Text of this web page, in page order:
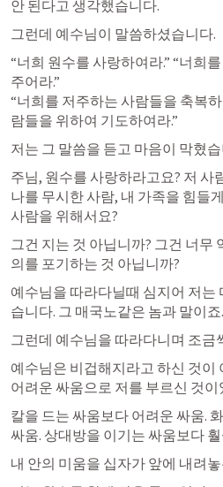
안 된다고 생각했습니다.
그런데 예수님이 말씀하셨습니다.
“너희 원수를 사랑하여라.” “너희
주어라.”
“너희를 저주하는 사람들을 축복
람들을 위하여 기도하여라.”
저는 그 말씀을 듣고 마음이 막혔
주님, 원수를 사랑하라고요? 저 사
나를 무시한 사람, 내 가족을 힘들
사람을 위해서요?
그건 지는 것 아닙니까? 그건 너무
의를 포기하는 것 아닙니까?
예수님을 따라다닐때 심지어 저는
습니다. 그 매국노같은 놈과 말이죠.
그런데 예수님을 따라다니며 조금
예수님은 비겁해지라고 하신 것이
어려운 싸움으로 저를 부르신 것이
칼을 드는 싸움보다 어려운 싸움.
싸움. 상대방을 이기는 싸움보다
내 안의 미움을 십자가 앞에 내려